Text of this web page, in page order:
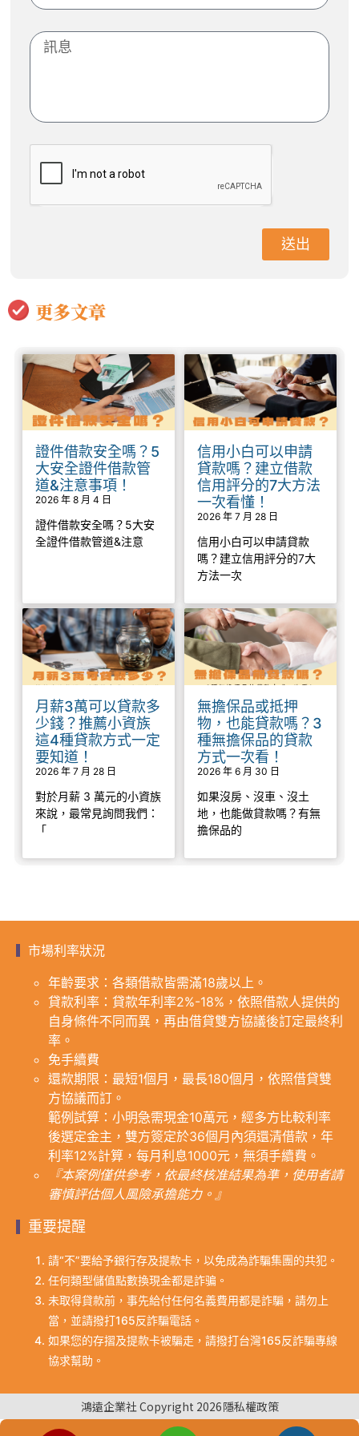
送出
更多文章
證件借款安全嗎？5
大安全證件借款管
道&注意事項！
2026 年 8 月 4 日
證件借款安全嗎？5大安
全證件借款管道&注意
信用小白可以申請
貸款嗎？建立借款
信用評分的7大方法
一次看懂！
2026 年 7 月 28 日
信用小白可以申請貸款
嗎？建立信用評分的7大
方法一次
月薪3萬可以貸款多
少錢？推薦小資族
這4種貸款方式一定
要知道！
2026 年 7 月 28 日
對於月薪 3 萬元的小資族
來說，最常見詢問我們：
「
無擔保品或抵押
物，也能貸款嗎？3
種無擔保品的貸款
方式一次看！
2026 年 6 月 30 日
如果沒房、沒車、沒土
地，也能做貸款嗎？有無
擔保品的
市場利率狀況
年齡要求：各類借款皆需滿18歲以上。
貸款利率：貸款年利率2%-18%，依照借款人提供的
自身條件不同而異，再由借貸雙方協議後訂定最終利
率。
免手續費
還款期限：最短1個月，最長180個月，依照借貸雙
方協議而訂。
範例試算：小明急需現金10萬元，經多方比較利率
後選定金主，雙方簽定於36個月內須還清借款，年
利率12%計算，每月利息1000元，無須手續費。
『本案例僅供參考，依最終核准結果為準，使用者請
審慎評估個人風險承擔能力。』
重要提醒
請“不”要給予銀行存及提款卡，以免成為詐騙集團的共犯。
任何類型儲值點數換現金都是詐骗。
未取得貸款前，事先給付任何名義費用都是詐騙，請勿上
當，並請撥打165反詐騙電話。
如果您的存摺及提款卡被騙走，請撥打台灣165反詐騙專線
協求幫助。
鴻遠企業社 Copyright 2026隱私權政策